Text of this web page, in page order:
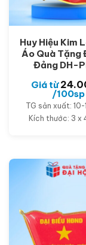
Huy Hiệu Kim
Áo Quà Tặng
Đảng DH-
Giá từ
/100sp
TG sản xuất: 10-
Kích thước: 3 x